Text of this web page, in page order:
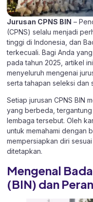
Jurusan CPNS BIN –
(CPNS) selalu menjadi
tinggi di Indonesia, dan
terkecuali. Bagi Anda
pada tahun 2025, artikel
menyeluruh mengenai
serta tahapan seleksi dan
Setiap jurusan CPNS BIN
yang berbeda,
lembaga tersebut. Oleh
untuk memahami dengan
mempersiapkan diri
ditetapkan.
Mengenal
(BIN) dan